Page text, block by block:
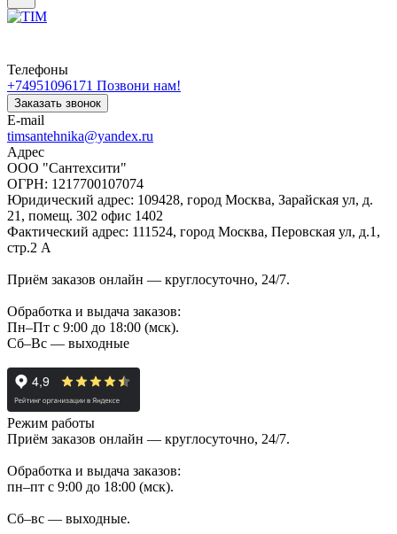
Телефоны
+74951096171 Позвони нам!
Заказать звонок
E-mail
timsantehnika@yandex.ru
Адрес
ООО "Сантехсити"
ОГРН: 1217700107074
Юридический адрес: 109428, город Москва, Зарайская ул, д.
21, помещ. 302 офис 1402
Фактический адрес: 111524, город Москва, Перовская ул, д.1,
стр.2 А
Приём заказов онлайн — круглосуточно, 24/7.
Обработка и выдача заказов:
Пн–Пт с 9:00 до 18:00 (мск).
Сб–Вс — выходные
Режим работы
Приём заказов онлайн — круглосуточно, 24/7.
Обработка и выдача заказов:
пн–пт с 9:00 до 18:00 (мск).
Сб–вс — выходные.